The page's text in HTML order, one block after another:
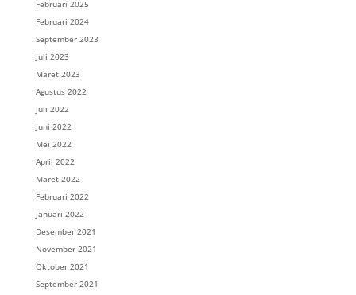
Februari 2025
Februari 2024
September 2023
Juli 2023
Maret 2023
Agustus 2022
Juli 2022
Juni 2022
Mei 2022
April 2022
Maret 2022
Februari 2022
Januari 2022
Desember 2021
November 2021
Oktober 2021
September 2021